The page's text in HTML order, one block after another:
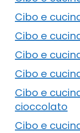
Cibo e
Cibo e
Cibo e
Cibo e
Cibo e
cioccolato
Cibo e